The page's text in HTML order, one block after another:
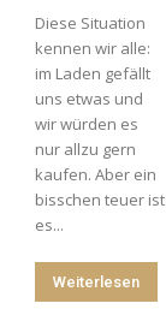
Diese Situation
kennen wir alle:
im Laden gefällt
uns etwas und
wir würden es
nur allzu gern
kaufen. Aber ein
bisschen teuer ist
es...
Weiterlesen